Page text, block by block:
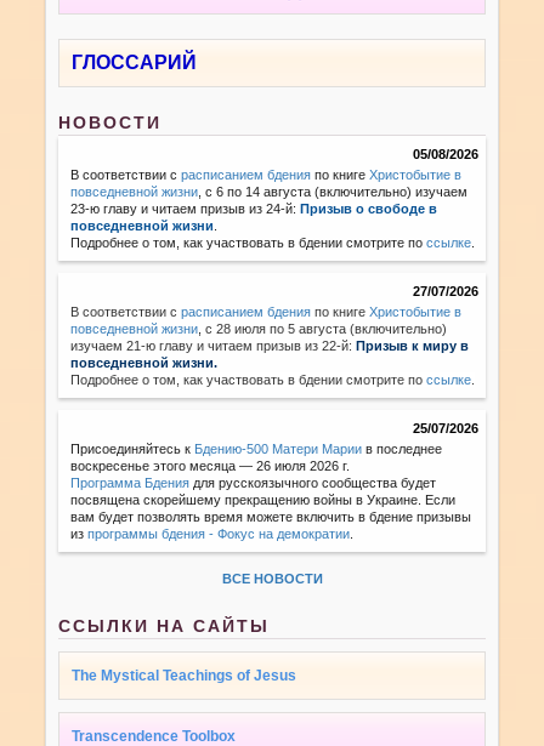
ГЛОССАРИЙ
НОВОСТИ
05/08/2026
В соответствии срасписанием бдения по книгеХристобытие в
повседневной жизни , с 6 по 14 августа (включительно) изучаем
23-ю главу и читаем призыв из 24-й:Призыв о свободе в
повседневной жизни
Подробнее о том, как участвовать в бдении смотрите поссылке
27/07/2026
В соответствии с расписанием бдения по книгеХристобытие в
повседневной жизни с 28 июля по 5 августа (включительно)
изучаем 21-ю главу и читаем призыв из 22-й:Призыв к миру в
повседневной жизни.
Подробнее о том, как участвовать в бдении смотрите поссылке
25/07/2026
Присоединяйтесь к Бдению-500 Матери Марии в последнее
воскресенье этого месяца — 26 июля 2026 г.
Программа Бдения для русскоязычного сообщества будет
посвящена скорейшему прекращению войны в Украине. Если
вам будет позволять время можете включить в бдение призывы
изпрограммы бдения - Фокус на демократии
ВСЕ НОВОСТИ
ССЫЛКИ НА САЙТЫ
The Mystical Teachings of Jesus
Transcendence Toolbox